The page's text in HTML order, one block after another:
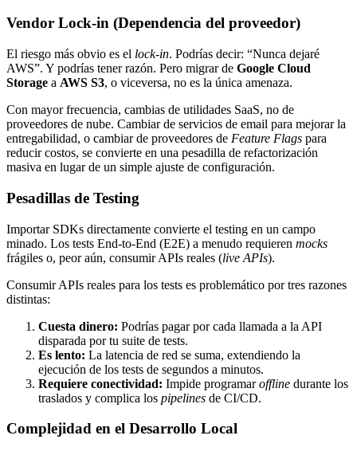
Vendor Lock-in (Dependencia del proveedor)
El riesgo más obvio es el lock-in. Podrías decir: “Nunca dejaré
AWS”. Y podrías tener razón. Pero migrar de Google Cloud
Storage a AWS S3, o viceversa, no es la única amenaza.
Con mayor frecuencia, cambias de utilidades SaaS, no de
proveedores de nube. Cambiar de servicios de email para mejorar la
entregabilidad, o cambiar de proveedores de Feature Flags para
reducir costos, se convierte en una pesadilla de refactorización
masiva en lugar de un simple ajuste de configuración.
Pesadillas de Testing
Importar SDKs directamente convierte el testing en un campo
minado. Los tests End-to-End (E2E) a menudo requieren mocks
frágiles o, peor aún, consumir APIs reales (live APIs).
Consumir APIs reales para los tests es problemático por tres razones
distintas:
Cuesta dinero: Podrías pagar por cada llamada a la API
disparada por tu suite de tests.
Es lento: La latencia de red se suma, extendiendo la
ejecución de los tests de segundos a minutos.
Requiere conectividad: Impide programaroffline durante los
traslados y complica los pipelines de CI/CD.
Complejidad en el Desarrollo Local